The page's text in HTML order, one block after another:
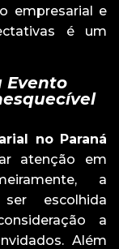
empresarial e
é um
Evento
no Paraná
atenção em
a
escolhida
a
Além